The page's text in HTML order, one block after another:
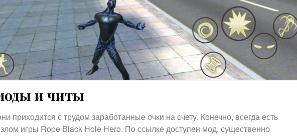
и читы
приходится с трудом заработанные очки на счету. Конечно, всегда есть
игры Rope Black Hole Hero. По ссылке доступен мод, существенно